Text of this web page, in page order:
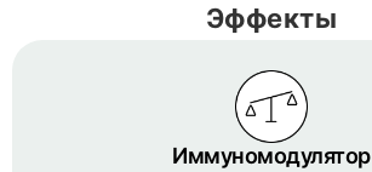
Эффекты
Иммуномодулятор